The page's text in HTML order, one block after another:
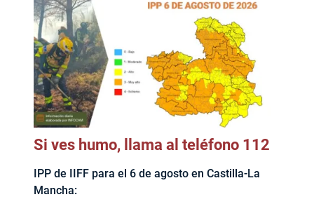
Si ves humo, llama al teléfono 112
IPP de IIFF para el 6 de agosto en Castilla-La
Mancha: